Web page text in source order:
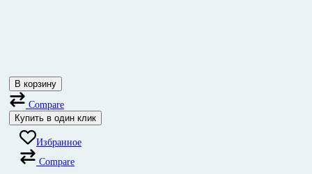
В корзину
Compare
Купить в один клик
Избранное
Compare